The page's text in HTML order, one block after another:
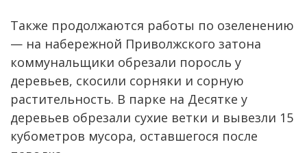
Также продолжаются работы по озеленению
— на набережной Приволжского затона
коммунальщики обрезали поросль у
деревьев, скосили сорняки и сорную
растительность. В парке на Десятке у
деревьев обрезали сухие ветки и вывезли 15
кубометров мусора, оставшегося после